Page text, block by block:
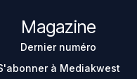
Magazine
Dernier numéro
à Mediakwest